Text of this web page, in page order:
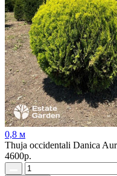
0,8 м
Thuja occidentali Danica
4600р.